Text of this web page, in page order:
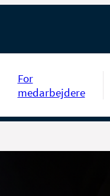
For
medarbejdere